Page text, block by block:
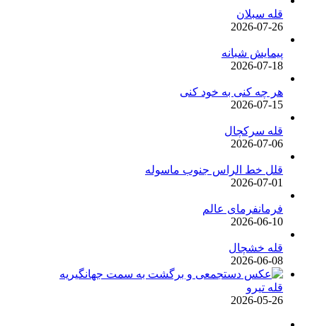
قله سبلان
2026-07-26
پیمایش شبانه
2026-07-18
هر چه کنی به خود کنی
2026-07-15
قله سرکچال
2026-07-06
قلل خط الراس جنوب ماسوله
2026-07-01
فرمانفرمای عالم
2026-06-10
قله خشچال
2026-06-08
قله تیرو
2026-05-26